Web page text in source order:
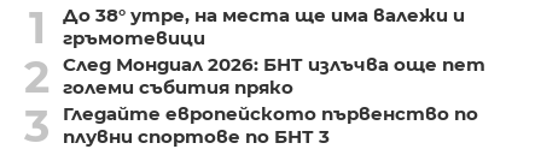
1
До 38° утре, на места ще има валежи и
гръмотевици
2
След Мондиал 2026: БНТ излъчва още пет
големи събития пряко
3
Гледайте европейското първенство по
плувни спортове по БНТ 3